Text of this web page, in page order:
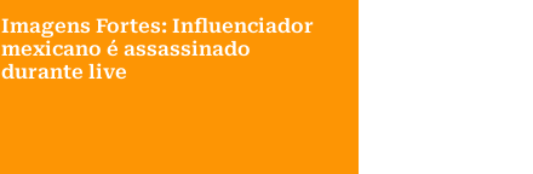
Imagens Fortes: Influenciador
mexicano é assassinado
durante live